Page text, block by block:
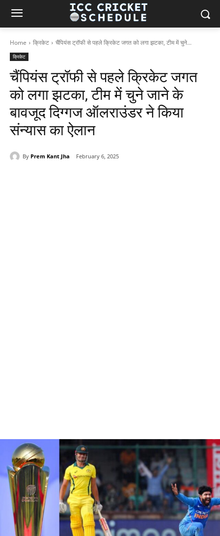
Home क्रिकेट चैंपियंस ट्रॉफी से पहले क्रिकेट जगत को लगा झटका, टीम में चुने...
क्रिकेट
चैंपियंस ट्रॉफी से पहले क्रिकेट जगत
को लगा झटका, टीम में चुने जाने के
बावजूद दिग्गज ऑलराउंडर ने किया
संन्यास का ऐलान
By Prem Kant Jha February 6, 2025